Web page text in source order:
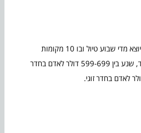
במהלך חודש ספטמבר יוצא מדי שבוע טיול ובו 10 מקומות
במחיר אטרקטיבי במיוחד, שנע בין 599-699 דולר לאדם בחדר